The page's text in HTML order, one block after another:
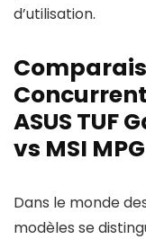
d’utilisation.
ASUS TUF
vs MSI
Dans le monde
modèles se